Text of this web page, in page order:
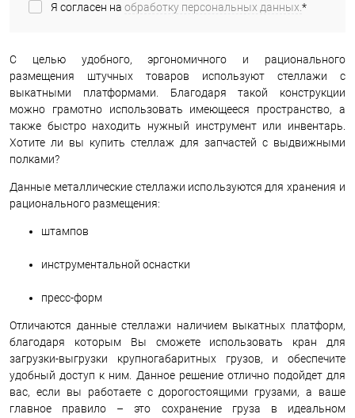
Я согласен на обработку персональных данных.*
С целью удобного, эргономичного и рационального
размещения штучных товаров используют стеллажи с
выкатными платформами. Благодаря такой конструкции
можно грамотно использовать имеющееся пространство, а
также быстро находить нужный инструмент или инвентарь.
Хотите ли вы купить стеллаж для запчастей с выдвижными
полками?
Данные металлические стеллажи используются для хранения и
рационального размещения:
штампов
инструментальной оснастки
пресс-форм
Отличаются данные стеллажи наличием выкатных платформ,
благодаря которым Вы сможете использовать кран для
загрузки-выгрузки крупногабаритных грузов, и обеспечите
удобный доступ к ним. Данное решение отлично подойдет для
вас, если вы работаете с дорогостоящими грузами, а ваше
главное правило – это сохранение груза в идеальном